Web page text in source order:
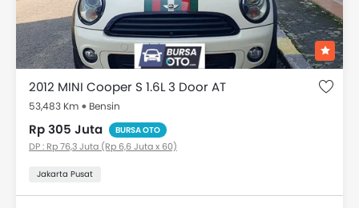
2012 MINI Cooper S 1.6L 3 Door AT
53,483 Km Bensin
Rp 305 Juta BURSA OTO
DP : Rp 76,3 Juta (Rp 6,6 Juta x 60)
Jakarta Pusat